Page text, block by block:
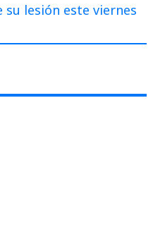
su lesión este viernes